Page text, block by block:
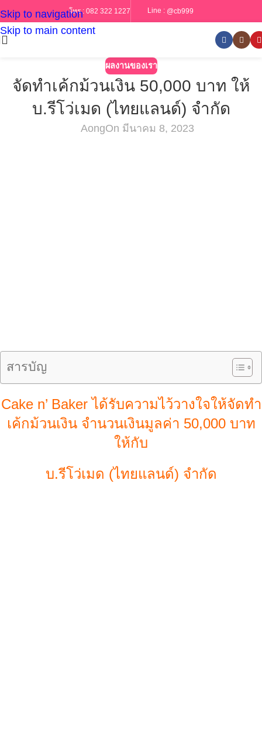
Skip to navigation
Skip to main content
โทร : 082 322 1227 Line : @cb999
ผลงานของเรา
จัดทำเค้กม้วนเงิน 50,000 บาท ให้
บ.รีโว่เมด (ไทยแลนด์) จำกัด
AongOn มีนาคม 8, 2023
สารบัญ
Cake n’ Baker ได้รับความไว้วางใจให้จัดทำ
เค้กม้วนเงิน จำนวนเงินมูลค่า 50,000 บาท
ให้กับ
บ.รีโว่เมด (ไทยแลนด์) จำกัด